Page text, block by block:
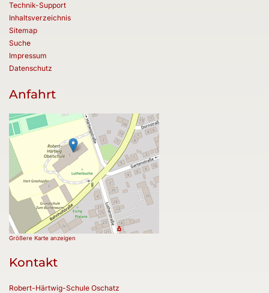
Technik-Support
Inhaltsverzeichnis
Sitemap
Suche
Impressum
Datenschutz
Anfahrt
Größere Karte anzeigen
Kontakt
Robert-Härtwig-Schule Oschatz